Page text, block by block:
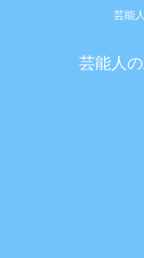
芸能
芸能人